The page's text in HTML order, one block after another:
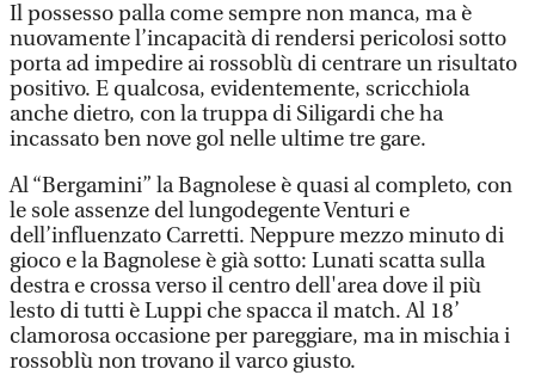
Il possesso palla come sempre non manca, ma è
nuovamente l’incapacità di rendersi pericolosi sotto
porta ad impedire ai rossoblù di centrare un risultato
positivo. E qualcosa, evidentemente, scricchiola
anche dietro, con la truppa di Siligardi che ha
incassato ben nove gol nelle ultime tre gare.
Al “Bergamini” la Bagnolese è quasi al completo, con
le sole assenze del lungodegente Venturi e
dell’influenzato Carretti. Neppure mezzo minuto di
gioco e la Bagnolese è già sotto: Lunati scatta sulla
destra e crossa verso il centro dell'area dove il più
lesto di tutti è Luppi che spacca il match. Al 18’
clamorosa occasione per pareggiare, ma in mischia i
rossoblù non trovano il varco giusto.